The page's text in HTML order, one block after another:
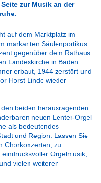
zur Musik an der
auf dem Marktplatz im
markanten Säulenportikus
gegenüber dem Rathaus.
Landeskirche in Baden
erbaut, 1944 zerstört und
Horst Linde wieder
beiden herausragenden
neuen Lenter-Orgel
als bedeutendes
und Region.​ Lassen Sie
Chorkonzerten, zu
eindrucksvoller Orgelmusik,
und vielen weiteren